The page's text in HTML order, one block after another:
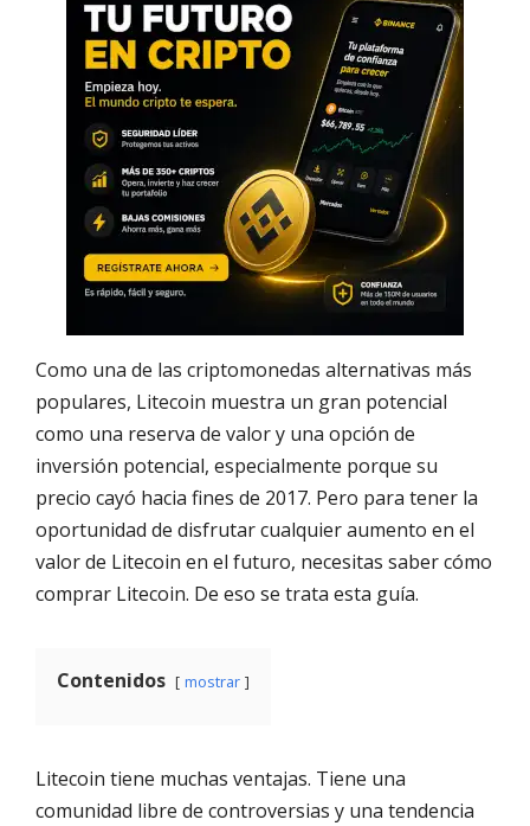
Como una de las criptomonedas alternativas más
populares, Litecoin muestra un gran potencial
como una reserva de valor y una opción de
inversión potencial, especialmente porque su
precio cayó hacia fines de 2017. Pero para tener la
oportunidad de disfrutar cualquier aumento en el
valor de Litecoin en el futuro, necesitas saber cómo
comprar Litecoin. De eso se trata esta guía.
Contenidos mostrar
Litecoin tiene muchas ventajas. Tiene una
comunidad libre de controversias y una tendencia